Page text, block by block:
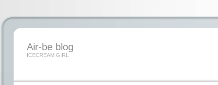
Air-be blog
ICECREAM GIRL